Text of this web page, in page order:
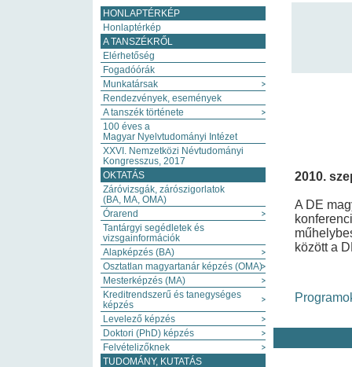
2010.
A DE
között a
HONLAPTÉRKÉP
Honlaptérkép
A TANSZÉKRŐL
Elérhetőség
Fogadóórák
Munkatársak
Rendezvények, események
A tanszék története
100 éves a
Magyar Nyelvtudományi Intézet
XXVI. Nemzetközi Névtudományi
Kongresszus, 2017
OKTATÁS
Záróvizsgák, zárószigorlatok
(BA, MA, OMA)
Órarend
Tantárgyi segédletek és
vizsgainformációk
Alapképzés (BA)
Osztatlan magyartanár képzés (OMA)
Mesterképzés (MA)
Kreditrendszerű és tanegységes
képzés
Levelező képzés
Doktori (PhD) képzés
Felvételizőknek
TUDOMÁNY, KUTATÁS